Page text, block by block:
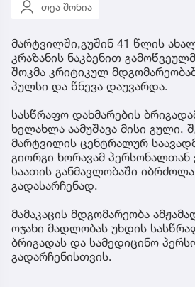
თეა შონია
მარტვილში,გუშინ 41 წლის
კრაზანის ნაკბენით
შოკმა კრიტიკულ
პულსი და წნევა დაუვარდა.
სასწრაფო დახმარების
ხელახლა აამუშავა მისი გული,
მარტვილის ცენტრალურ
გიორგი ხორავამ
საათის განმავლობაში
გადასარჩენად.
მამაკაცის მდგომარეობა
ოჯახი მადლობას უხდის
ბრიგადას და სამედიცინო
გადარჩენისთვის.